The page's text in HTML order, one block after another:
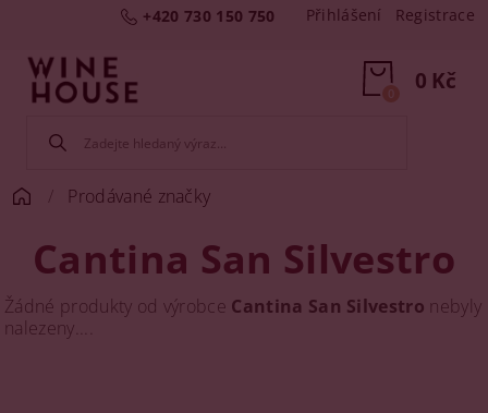
+420 730 150 750 Přihlášení Registrace
0 Kč
0
Prodávané značky
Cantina San Silvestro
Žádné produkty od výrobce Cantina San Silvestro nebyly
nalezeny....